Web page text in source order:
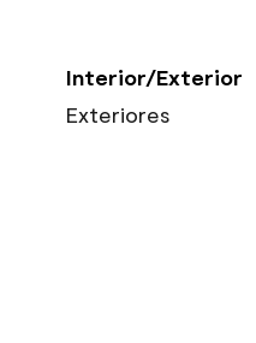
Interior/Exterior
Exteriores